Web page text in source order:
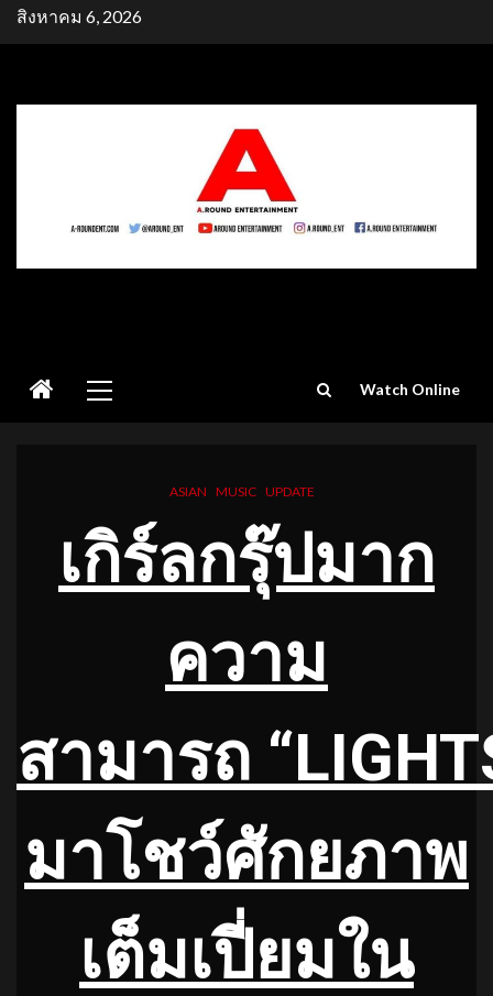
Skipสิงหาคม 6, 2026
Menu
Watch Online
ASIAN MUSIC UPDATE
เกิร์ลกรุ๊ปมาก
ความ
สามารถ
มาโชว์ศักยภาพ
เต็มเปี่ยมใน